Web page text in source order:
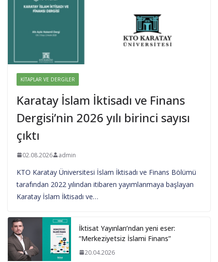
KITAPLAR VE DERGILER
Karatay İslam İktisadı ve Finans
Dergisi’nin 2026 yılı birinci sayısı
çıktı
02.08.2026 admin
KTO Karatay Üniversitesi İslam İktisadı ve Finans Bölümü
tarafından 2022 yılından itibaren yayımlanmaya başlayan
Karatay İslam İktisadı ve…
İktisat Yayınları’ndan yeni eser:
“Merkeziyetsiz İslami Finans”
20.04.2026